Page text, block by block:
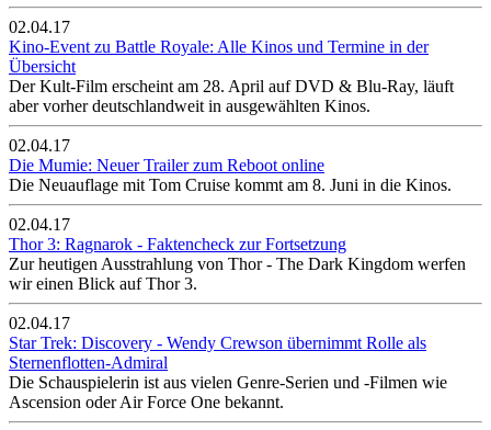
02.04.17
Kino-Event zu Battle Royale: Alle Kinos und Termine in der
Übersicht
Der Kult-Film erscheint am 28. April auf DVD & Blu-Ray, läuft
aber vorher deutschlandweit in ausgewählten Kinos.
02.04.17
Die Mumie: Neuer Trailer zum Reboot online
Die Neuauflage mit Tom Cruise kommt am 8. Juni in die Kinos.
02.04.17
Thor 3: Ragnarok - Faktencheck zur Fortsetzung
Zur heutigen Ausstrahlung von Thor - The Dark Kingdom werfen
wir einen Blick auf Thor 3.
02.04.17
Star Trek: Discovery - Wendy Crewson übernimmt Rolle als
Sternenflotten-Admiral
Die Schauspielerin ist aus vielen Genre-Serien und -Filmen wie
Ascension oder Air Force One bekannt.